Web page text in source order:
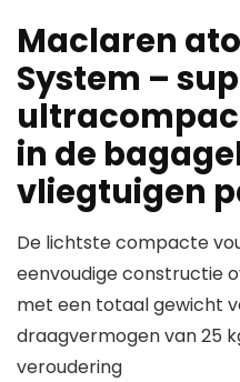
Maclaren
System –
in de
vliegtuigen
De lichtste compacte
eenvoudige constructie
met een totaal gewicht
draagvermogen van 25
veroudering